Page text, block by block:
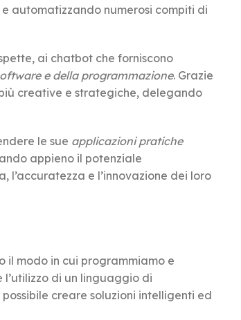
automatizzando numerosi compiti di
ai chatbot che forniscono
e della programmazione. Grazie
creative e strategiche, delegando
le sue applicazioni pratiche
appieno il potenziale
l’accuratezza e l’innovazione dei loro
il modo in cui programmiamo e
l’utilizzo di un linguaggio di
possibile creare soluzioni intelligenti ed